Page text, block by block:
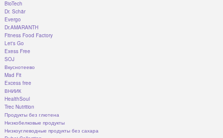
BioTech
Dr. Schär
Evergo
Dr.AMARANTH
Fitness Food Factory
Let's Go
Exess Free
SOJ
Вкуснотеево
Mad Fit
Excess free
ВНИИК
HealthSoul
Trec Nutrition
Продукты без глютена
Низкобелковые продукты
Низкоуглеводные продукты без сахара